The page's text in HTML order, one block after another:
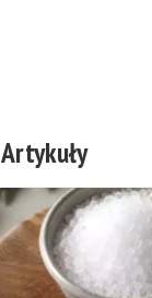
Artykuły